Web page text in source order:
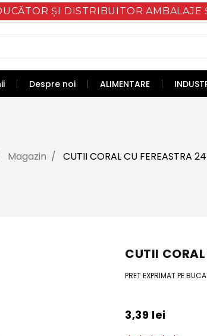
ȘI DISTRIBUITOR AMBALAJE
Despre noi ALIMENTARE
Magazin CUTII CORAL CU FEREASTRA
CUTII
PRET EXPRIMAT PE
3,39 lei